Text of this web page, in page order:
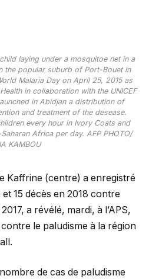
laying under a mosquitoe net in a
the popular suburb of Port-Bouet in
Malaria Day on April 25, 2015 as
in collaboration with the UNICEF
in Abidjan a distribution of
and treatment of the desease.
every hour in Ivory Coats and
Africa per day. AFP PHOTO/
KAMBOU
Kaffrine (centre) a enregistré
15 décès en 2018 contre
a révélé, mardi, à l’APS,
le paludisme à la région
de cas de paludisme